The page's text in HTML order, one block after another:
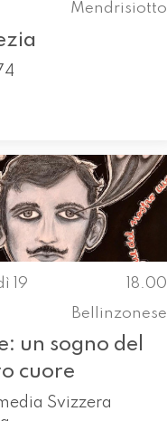
Mendrisiotto
19
18.00
Bellinzonese
un sogno del
cuore
Svizzera